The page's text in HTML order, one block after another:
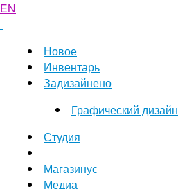
EN
Новое
Инвентарь
Задизайнено
Графический дизайн
Студия
Магазинус
Медиа